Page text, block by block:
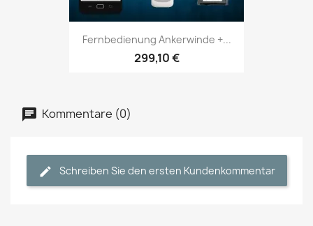
Fernbedienung Ankerwinde +...
299,10 €
Kommentare (0)
Schreiben Sie den ersten Kundenkommentar